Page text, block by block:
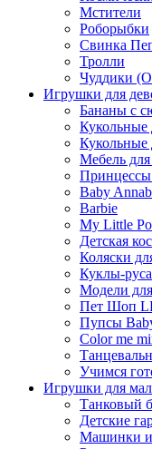
Мстители
Роборыбки
Свинка
Тролли
Чуддики
Игрушки для
Бананы с
Кукольные
Мебель
Baby
Barbie
My Little
Детская
Коляски
Куклы-
Модели
Пет Шоп
Пупсы
Сolor me
Учимся
Игрушки для
Танковый
Детские
Машинки и